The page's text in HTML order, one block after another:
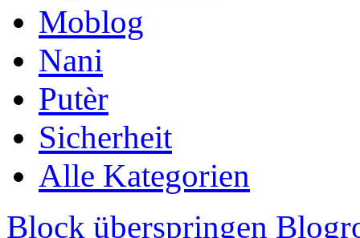
Moblog
Nani
Putèr
Sicherheit
Alle Kategorien
Block überspringen